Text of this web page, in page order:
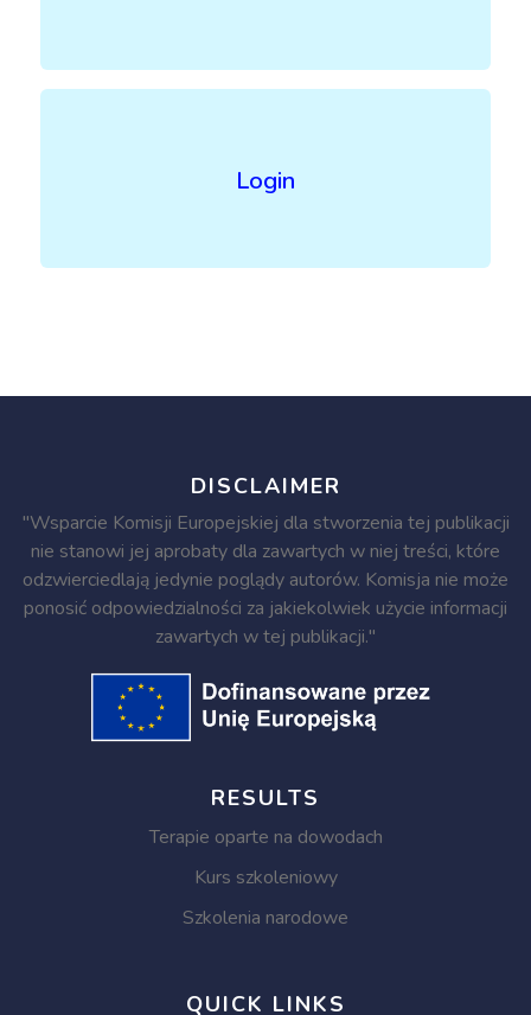
Login
DISCLAIMER
"Wsparcie Komisji Europejskiej dla stworzenia tej publikacji
nie stanowi jej aprobaty dla zawartych w niej treści, które
odzwierciedlają jedynie poglądy autorów. Komisja nie może
ponosić odpowiedzialności za jakiekolwiek użycie informacji
zawartych w tej publikacji."
RESULTS
Terapie oparte na dowodach
Kurs szkoleniowy
Szkolenia narodowe
QUICK LINKS